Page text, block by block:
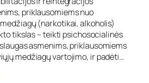
priklausomiems nuo
(narkotikai, alkoholis)
tikslas – teikti psichosocialinės
asmenims, priklausomiems
medžiagų vartojimo, ir padėti…